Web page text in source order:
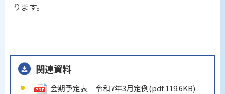
ります。
関連資料
会期予定表 令和7年3月定例(pdf 119.6KB)